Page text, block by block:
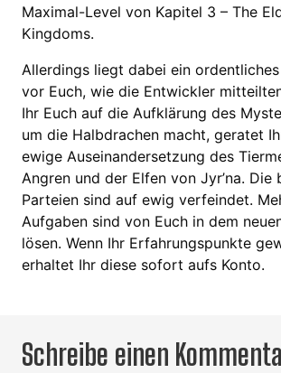
Maximal-Level von Kapitel 3 – The
Kingdoms.
Allerdings liegt dabei ein
vor Euch, wie die Entwickler
Ihr Euch auf die Aufklärung des
um die Halbdrachen macht, geratet
ewige Auseinandersetzung des
Angren und der Elfen von Jyr’na. Die
Parteien sind auf ewig verfeindet.
Aufgaben sind von Euch in dem
lösen. Wenn Ihr Erfahrungspunkte
erhaltet Ihr diese sofort aufs Konto.
Schreibe einen